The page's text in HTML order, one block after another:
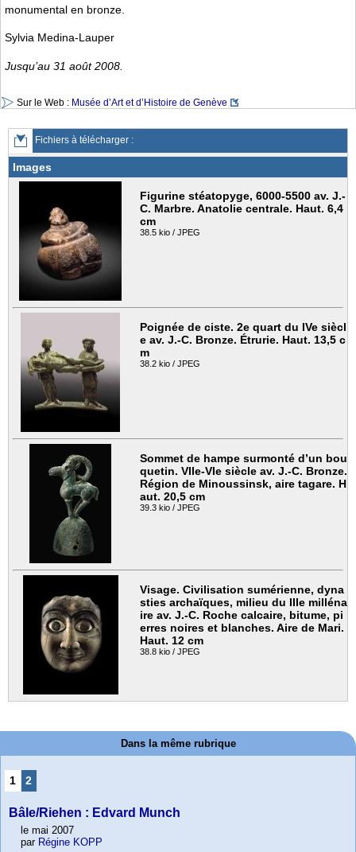
monumental en bronze.
Sylvia Medina-Lauper
Jusqu’au 31 août 2008.
Sur le Web : Musée d’Art et d’Histoire de Genève
Fichiers à télécharger :
Images
Figurine stéatopyge, 6000-5500 av. J.-
C. Marbre. Anatolie centrale. Haut. 6,4
cm
38.5 kio / JPEG
Poignée de ciste. 2e quart du IVe siècl
e av. J.-C. Bronze. Étrurie. Haut. 13,5 c
m
38.2 kio / JPEG
Sommet de hampe surmonté d’un bou
quetin. VIIe-VIe siècle av. J.-C. Bronze.
Région de Minoussinsk, aire tagare. H
aut. 20,5 cm
39.3 kio / JPEG
Visage. Civilisation sumérienne, dyna
sties archaïques, milieu du IIIe milléna
ire av. J.-C. Roche calcaire, bitume, pi
erres noires et blanches. Aire de Mari.
Haut. 12 cm
38.8 kio / JPEG
Dans la même rubrique
1 2
Bâle/Riehen : Edvard Munch
le mai 2007
par Régine KOPP